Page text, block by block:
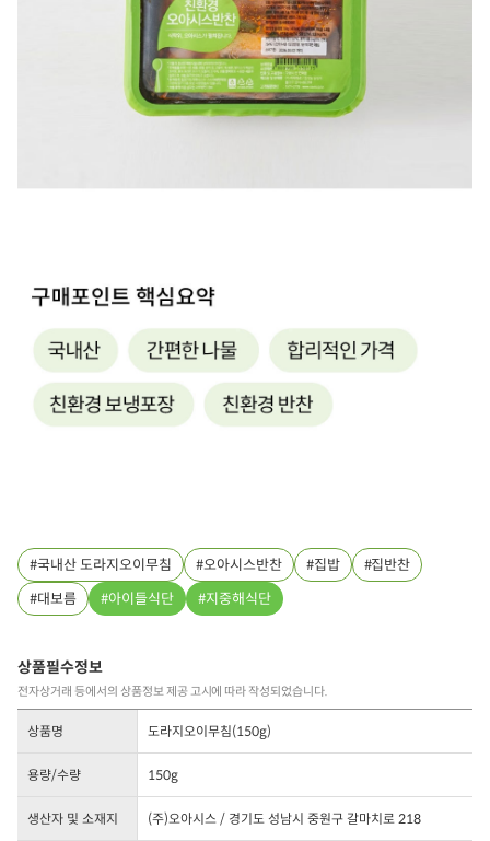
국내산 도라지오이무침 오아시스반찬 집밥
집반찬
대보름
아이들식단 지중해식단
상품필수정보
전자상거래 등에서의 상품정보 제공 고시에 따라 작성되었습니다.
상품명 도라지오이무침(150g)
용량/수량 150g
생산자 및 소재지 (주)오아시스 / 경기도 성남시 중원구 갈마치로 218